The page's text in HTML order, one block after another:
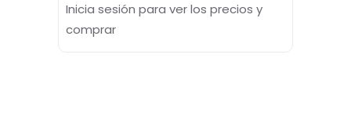
Inicia sesión para ver los precios y
comprar